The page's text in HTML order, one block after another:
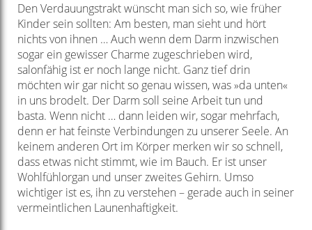
Den Verdauungstrakt wünscht man sich so, wie früher
Kinder sein sollten: Am besten, man sieht und hört
nichts von ihnen … Auch wenn dem Darm inzwischen
sogar ein gewisser Charme zugeschrieben wird,
salonfähig ist er noch lange nicht. Ganz tief drin
möchten wir gar nicht so genau wissen, was »da unten«
in uns brodelt. Der Darm soll seine Arbeit tun und
basta. Wenn nicht … dann leiden wir, sogar mehrfach,
denn er hat feinste Verbindungen zu unserer Seele. An
keinem anderen Ort im Körper merken wir so schnell,
dass etwas nicht stimmt, wie im Bauch. Er ist unser
Wohlfühlorgan und unser zweites Gehirn. Umso
wichtiger ist es, ihn zu verstehen – gerade auch in seiner
vermeintlichen Launenhaftigkeit.